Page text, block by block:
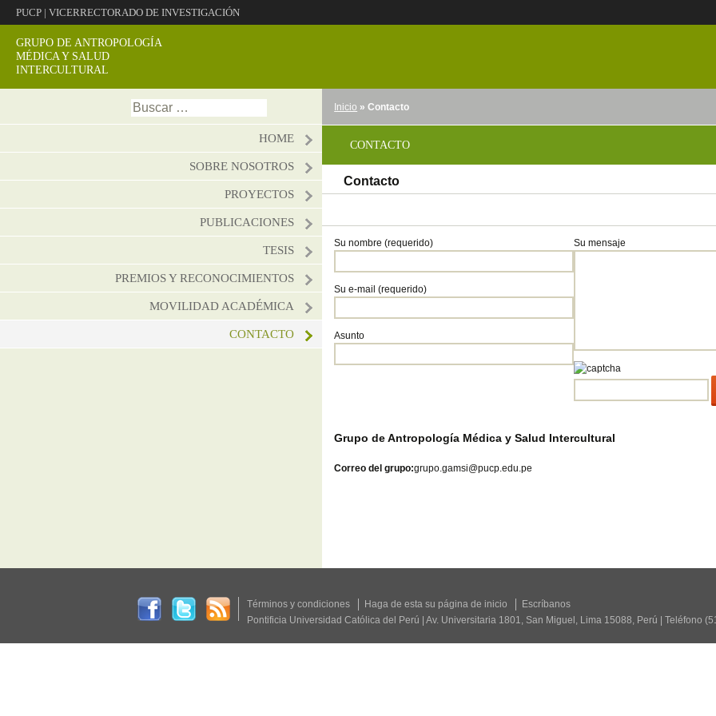
PUCP | VICERRECTORADO DE INVESTIGACIÓN
GRUPO DE ANTROPOLOGÍA
MÉDICA Y SALUD
INTERCULTURAL
Buscar:
HOME
SOBRE NOSOTROS
PROYECTOS
PUBLICACIONES
TESIS
PREMIOS Y RECONOCIMIENTOS
MOVILIDAD ACADÉMICA
CONTACTO
Inicio » Contacto
CONTACTO
Contacto
Su nombre (requerido)
Su e-mail (requerido)
Asunto
Su mensaje
Grupo de Antropología Médica y Salud Intercultural
Correo del grupo:grupo.gamsi@pucp.edu.pe
Términos y condiciones Haga de esta su página de inicio
Escríbanos
Pontificia Universidad Católica del Perú | Av. Universitaria 1801, San Miguel, Lima 15088, Perú | Teléfono